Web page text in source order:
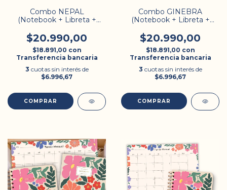
Combo NEPAL
(Notebook + Libreta +
$20.990,00
$18.891,00 con
Transferencia bancaria
3 cuotas sin interés de
$6.996,67
Combo GINEBRA
(Notebook + Libreta +
$20.990,00
$18.891,00 con
Transferencia bancaria
3 cuotas sin interés de
$6.996,67